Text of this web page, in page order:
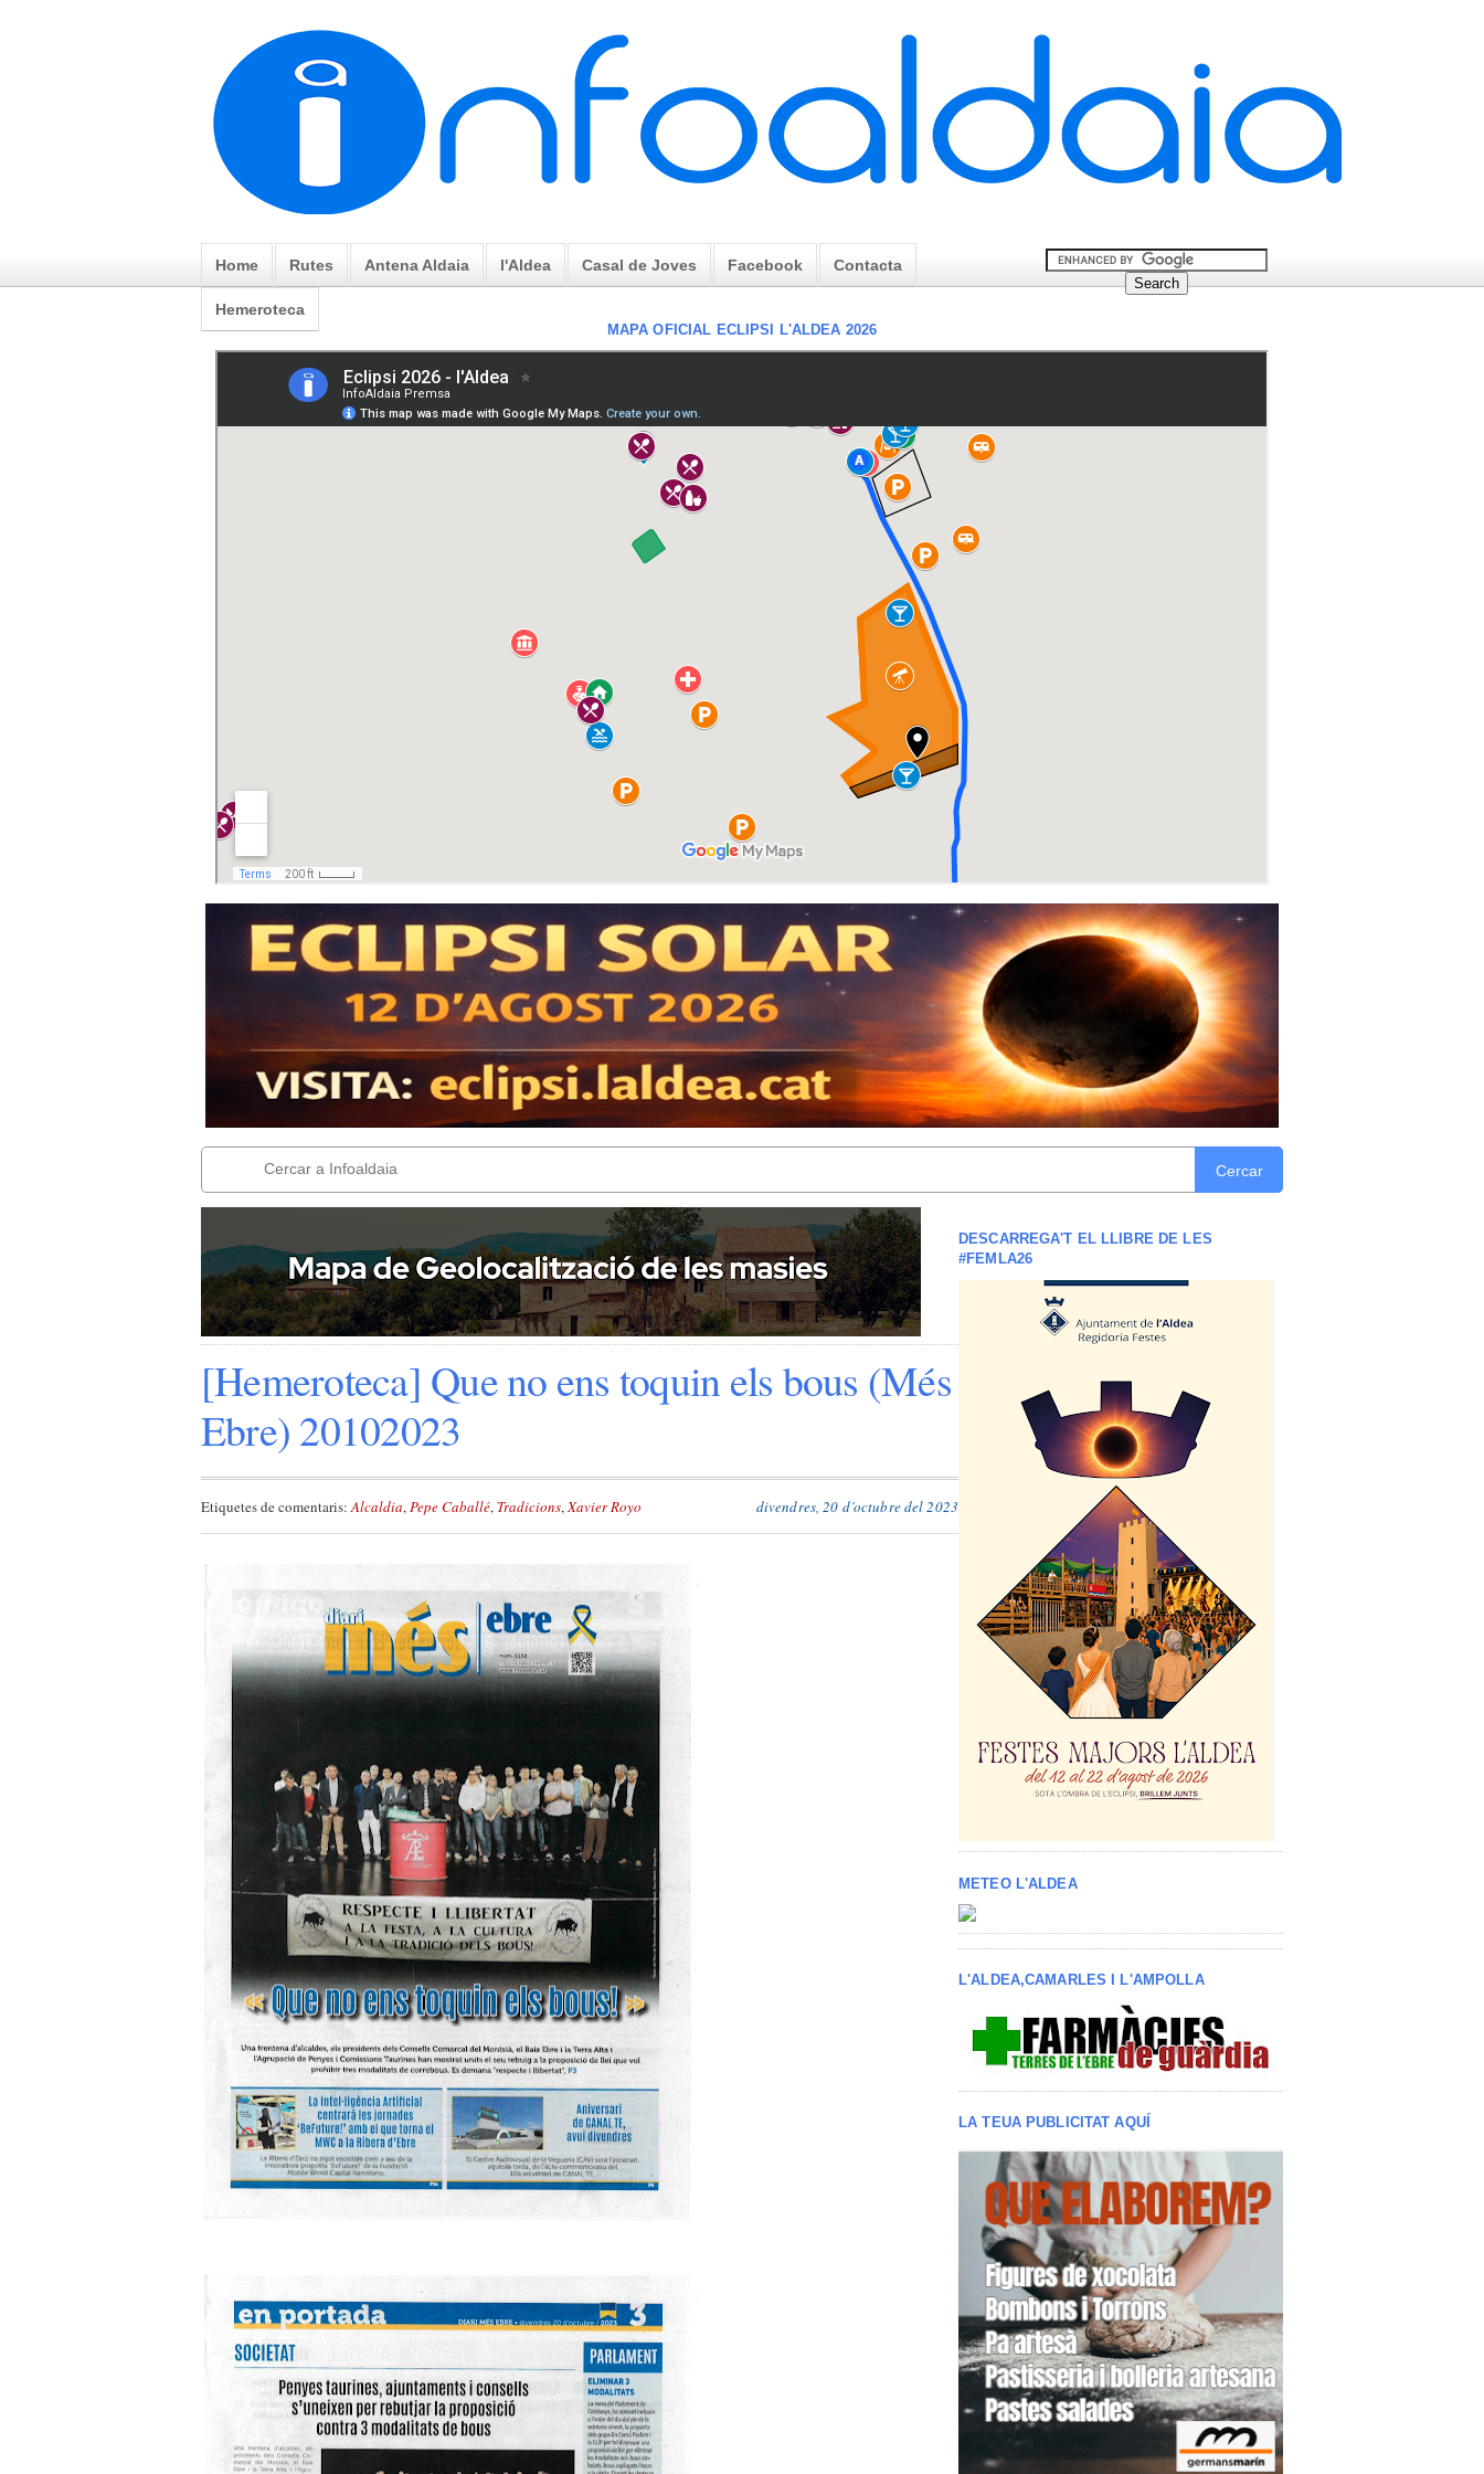
Home Rutes Antena Aldaia l'Aldea Casal de Joves Facebook Contacta
Hemeroteca
MAPA OFICIAL ECLIPSI L'ALDEA 2026
Cercar
[Hemeroteca] Que no ens toquin els bous (Més
Ebre) 20102023
divendres, 20 d’octubre del 2023
Etiquetes de comentaris:Alcaldia,Pepe Caballé, Tradicions,Xavier Royo
DESCARREGA'T EL LLIBRE DE LES
#FEMLA26
METEO L'ALDEA
L'ALDEA,CAMARLES I L'AMPOLLA
LA TEUA PUBLICITAT AQUÍ